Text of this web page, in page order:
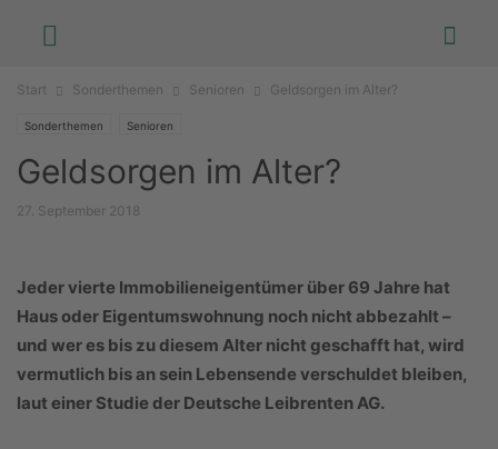
Start Sonderthemen Senioren Geldsorgen im Alter?
Sonderthemen Senioren
Geldsorgen im Alter?
27. September 2018
Jeder vierte Immobilieneigentümer über 69 Jahre hat
Haus oder Eigentumswohnung noch nicht abbezahlt –
und wer es bis zu diesem Alter nicht geschafft hat, wird
vermutlich bis an sein Lebensende verschuldet bleiben,
laut einer Studie der Deutsche Leibrenten AG.